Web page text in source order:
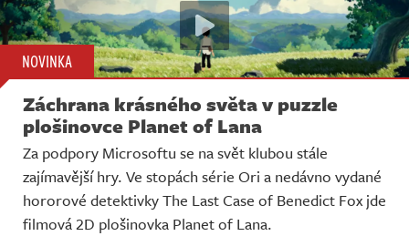
NOVINKA
Záchrana krásného světa v puzzle
plošinovce Planet of Lana
Za podpory Microsoftu se na svět klubou stále
zajímavější hry. Ve stopách série Ori a nedávno vydané
hororové detektivky The Last Case of Benedict Fox jde
filmová 2D plošinovka Planet of Lana.